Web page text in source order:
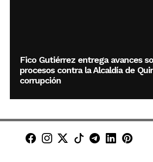
Fico Gutiérrez entrega avances
procesos contra la Alcaldía de
corrupción
Minuto30 en Facebook
Minuto30 en
Minuto30 en X
Minuto30 en
Canal de